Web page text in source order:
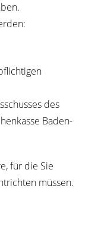
des
Baden-
für die Sie
müssen.